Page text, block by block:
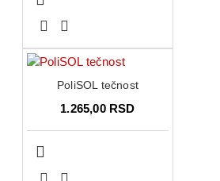
PoliSOL tečnost
1.265,00 RSD